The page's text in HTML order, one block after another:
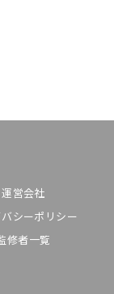
運営会社
シーポリシー
修者一覧